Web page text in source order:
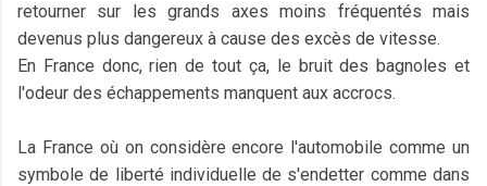
retourner sur les grands axes moins fréquentés mais
devenus plus dangereux à cause des excès de vitesse.
En France donc, rien de tout ça, le bruit des bagnoles et
l'odeur des échappements manquent aux accrocs.
La France où on considère encore l'automobile comme un
symbole de liberté individuelle de s'endetter comme dans